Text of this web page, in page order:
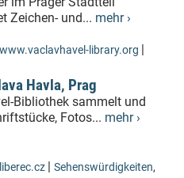
Zeichen- und... mehr ›
www.vaclavhavel-library.org |
Havla, Prag
Bibliothek sammelt und
Fotos... mehr ›
| Sehenswürdigkeiten,